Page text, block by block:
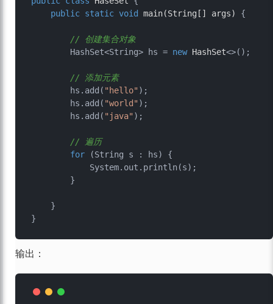
public static void main(String[] args) {
// 创建集合对象
        HashSet<String> hs =
new HashSet<>();
// 添加元素
        hs.add(
"hello" );
        hs.add(
"world" );
        hs.add(
"java" );
// 遍历
for (String s : hs) {
输出：